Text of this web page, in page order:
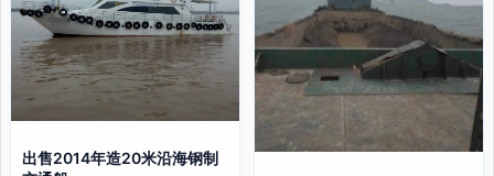
出售2014年造20米沿海钢制